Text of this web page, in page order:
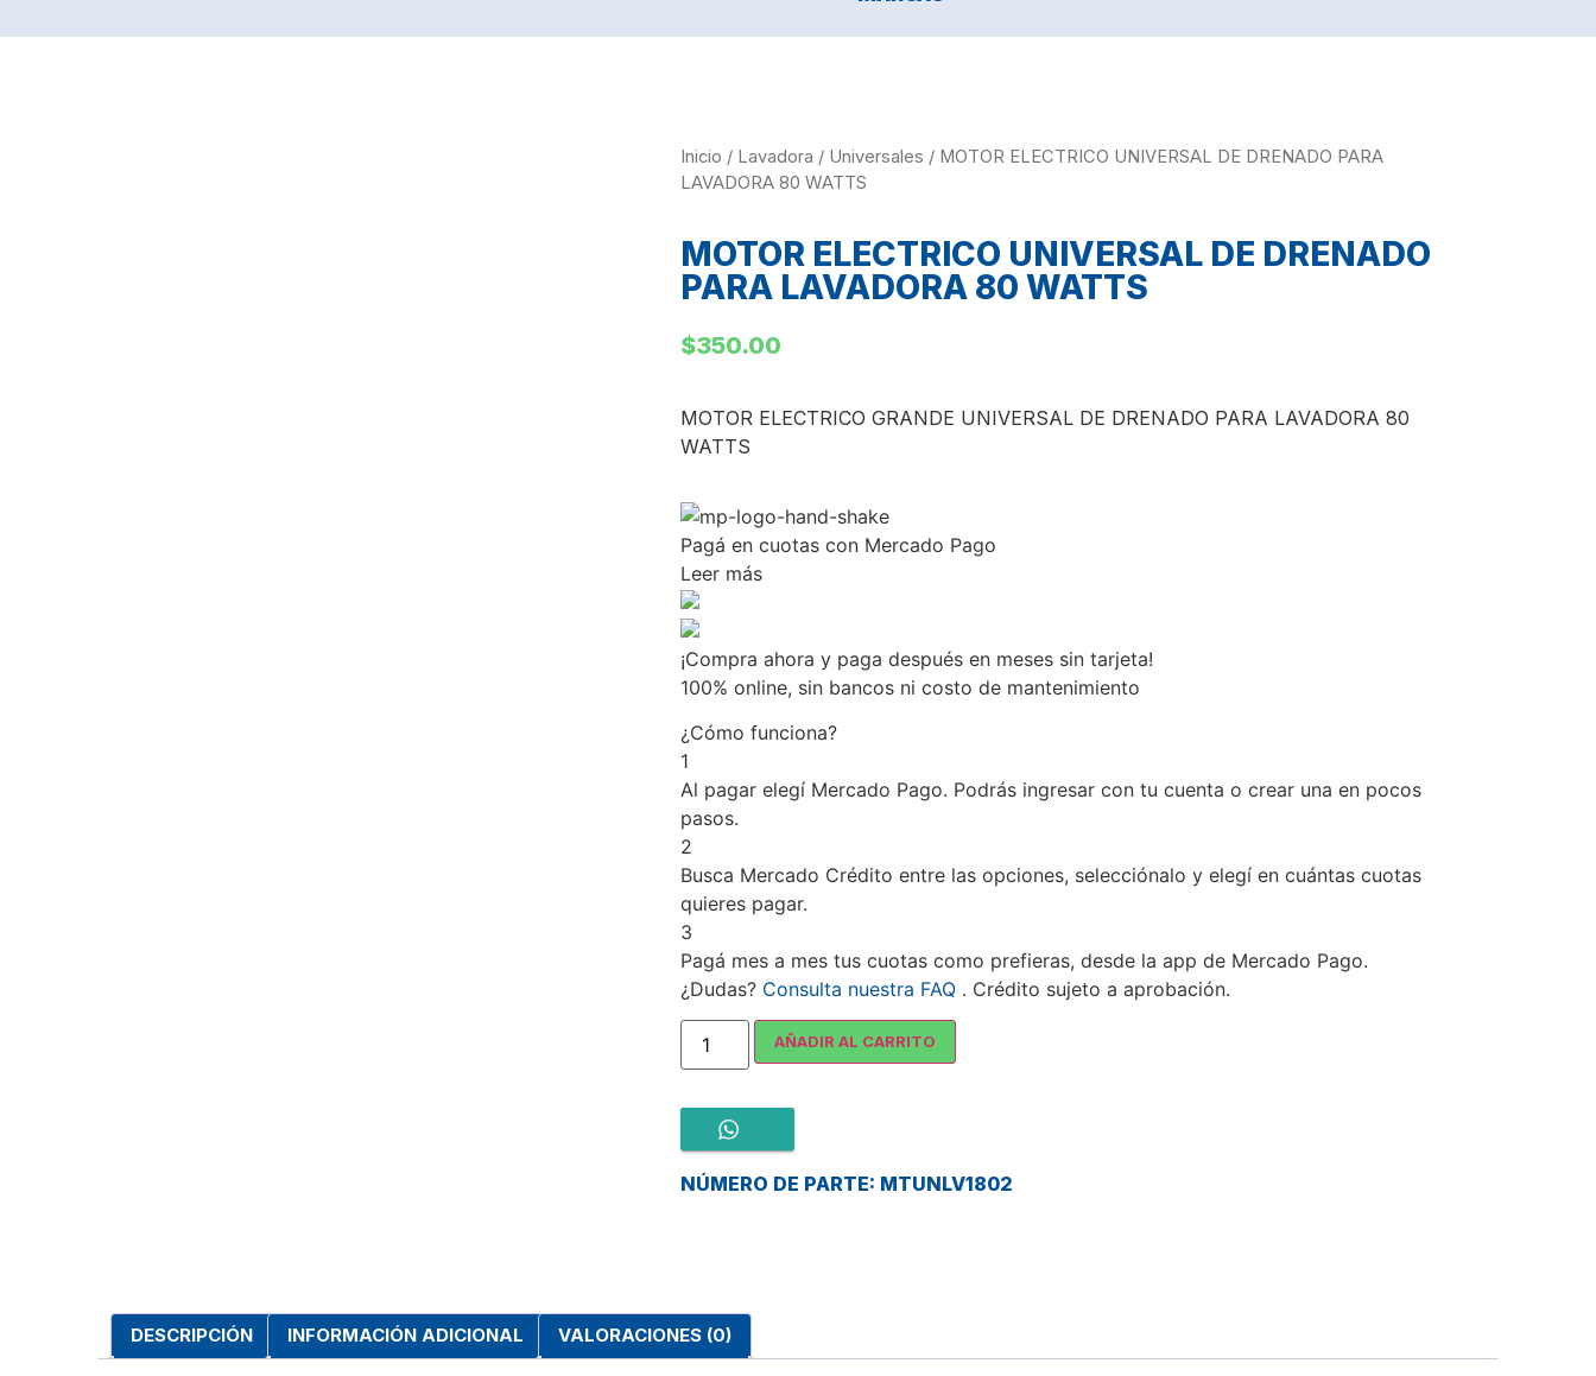
Inicio / Lavadora / Universales / MOTOR ELECTRICO UNIVERSAL DE DRENADO PARA
LAVADORA 80 WATTS
MOTOR ELECTRICO UNIVERSAL DE DRENADO
PARA LAVADORA 80 WATTS
$350.00
MOTOR ELECTRICO GRANDE UNIVERSAL DE DRENADO PARA LAVADORA 80
WATTS
Pagá en cuotascon Mercado Pago
Leer más
¡Compra ahora y paga después en meses sin tarjeta!
100% online, sin bancos ni costo de mantenimiento
¿Cómo funciona?
1
Al pagar elegíMercado Pago. Podrás ingresar con tu cuenta o crear una en pocos
pasos.
2
Busca Mercado Crédito entre las opciones, selecciónalo y elegí en cuántas cuotas
quieres pagar.
3
Pagá mes a mes tus cuotas como prefieras, desde la app de Mercado Pago.
¿Dudas? Consulta nuestra FAQ. Crédito sujeto a aprobación.
AÑADIR AL CARRITO
NÚMERO DE PARTE: MTUNLV1802
DESCRIPCIÓN INFORMACIÓN ADICIONAL VALORACIONES (0)